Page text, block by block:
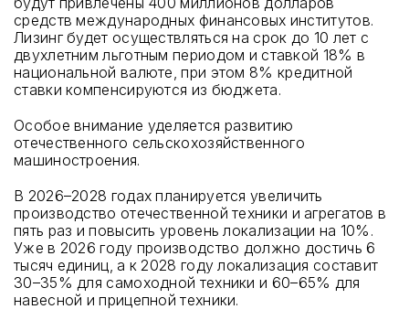
средств международных финансовых институтов.
Лизинг будет осуществляться на срок до 10 лет с
двухлетним льготным периодом и ставкой 18% в
национальной валюте, при этом 8% кредитной
ставки компенсируются из бюджета.
Особое внимание уделяется развитию
отечественного сельскохозяйственного
машиностроения.
В 2026–2028 годах планируется увеличить
производство отечественной техники и агрегатов в
пять раз и повысить уровень локализации на 10%.
Уже в 2026 году производство должно достичь 6
тысяч единиц, а к 2028 году локализация составит
30–35% для самоходной техники и 60–65% для
навесной и прицепной техники.